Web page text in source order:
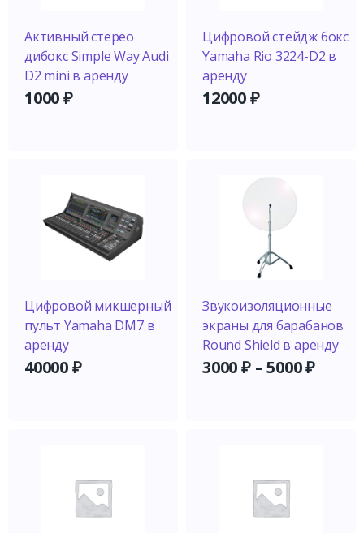
Активный стерео
дибокс Simple Way Audi
D2 mini в аренду
1000₽
Цифровой стейдж бокс
Yamaha Rio 3224-D2 в
аренду
12000₽
Цифровой микшерный
пульт Yamaha DM7 в
аренду
40000₽
Звукоизоляционные
экраны для барабанов
Round Shield в аренду
3000₽–5000₽